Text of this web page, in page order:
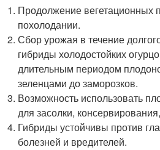
Продолжение вегетационных
похолодании.
Сбор урожая в течение
гибриды холодостойких
длительным периодом
зеленцами до заморозков.
Возможность использовать
для засолки,
Гибриды устойчивы против
болезней и вредителей.